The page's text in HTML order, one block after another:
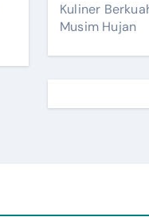
Kuliner
Musim Hujan